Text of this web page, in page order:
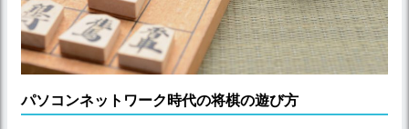
パソコンネットワーク時代の将棋の遊び方